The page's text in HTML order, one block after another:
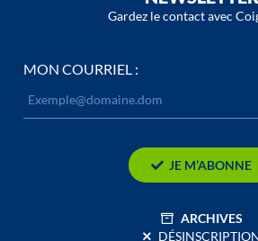
Gardez le contact avec
MON COURRIEL :
JE M’ABONNE
ARCHIVES